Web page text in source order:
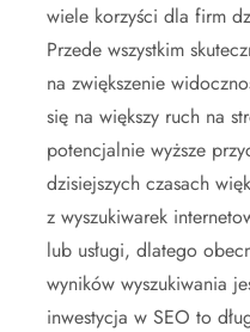
wiele korzyści dla firm
Przede wszystkim
na zwiększenie
się na większy ruch na
potencjalnie wyższe
dzisiejszych czasach
z wyszukiwarek
lub usługi, dlatego
wyników wyszukiwania
inwestycja w SEO to